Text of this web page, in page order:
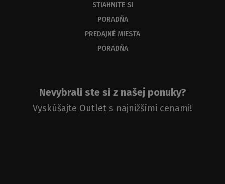
STIAHNITE SI
PORADŇA
PREDAJNÉ MIESTA
PORADŇA
Nevybrali ste si z našej ponuky?
Vyskúšajte Outlet s najnižšími cenami!